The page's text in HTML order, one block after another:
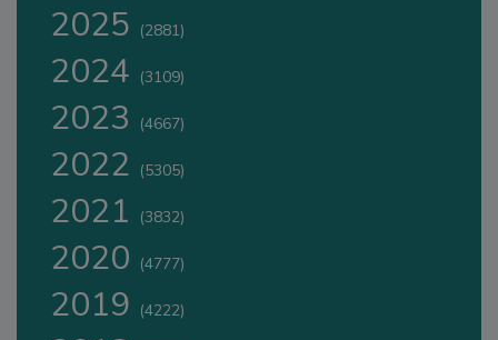
2025 (2881)
2024 (3109)
2023 (4667)
2022 (5305)
2021 (3832)
2020 (4777)
2019 (4222)